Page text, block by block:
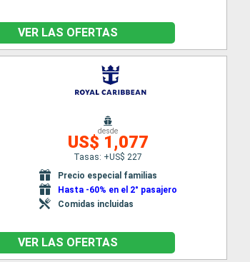
VER LAS OFERTAS
desde
US$ 1,077
Tasas: +US$ 227
Precio especial familias
Hasta -60% en el 2° pasajero
Comidas incluidas
VER LAS OFERTAS